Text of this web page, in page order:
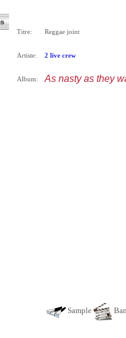
Titre: Reggae joint
Artiste: 2 live crew
Album: As nasty as they
Sample